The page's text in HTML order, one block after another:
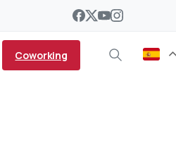
Coworking